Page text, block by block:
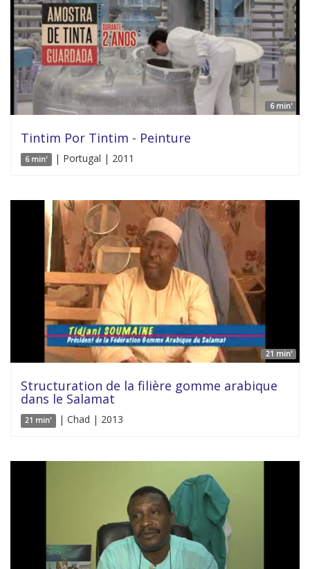
6 min'
Tintim Por Tintim - Peinture
6 min' | Portugal | 2011
21 min'
Structuration de la filière gomme arabique
dans le Salamat
21 min' | Chad | 2013